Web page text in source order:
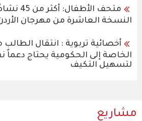
متحف
النسخة العاشرة من مهرجان
أخصائية تربوية : انتقال
الخاصة إلى الحكومية يحتاج دعماً
لتسهيل التكيف
مشاريع